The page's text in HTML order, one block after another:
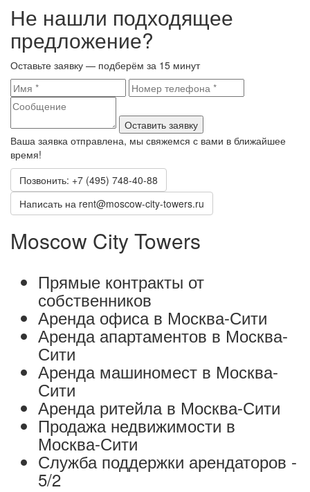
Не нашли подходящее
предложение?
Оставьте заявку — подберём за 15 минут
Оставить заявку
Ваша заявка отправлена, мы свяжемся с вами в ближайшее
время!
Позвонить: +7 (495) 748-40-88
Написать на rent@moscow-city-towers.ru
Moscow City Towers
Прямые контракты от
собственников
Аренда офиса в Москва-Сити
Аренда апартаментов в Москва-
Сити
Аренда машиномест в Москва-
Сити
Аренда ритейла в Москва-Сити
Продажа недвижимости в
Москва-Сити
Служба поддержки арендаторов -
5/2